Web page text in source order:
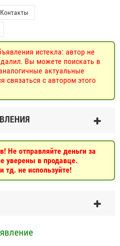
Контакты
истекла: автор не
Вы можете поискать в
актуальные
связаться с автором этого
Не отправляйте деньги за
уверены в продавце.
тд. не используйте!